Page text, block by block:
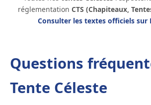
réglementation CTS (Chapiteaux,
Consulter les textes officiels sur
Questions
Tente Céleste